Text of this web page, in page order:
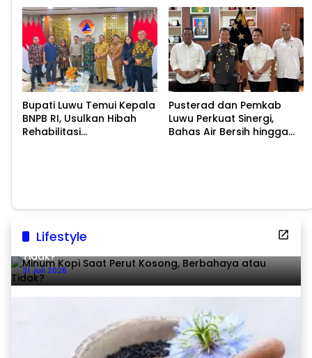
Bupati Luwu Temui Kepala
BNPB RI, Usulkan Hibah
Rehabilitasi
Pusterad dan Pemkab
Luwu Perkuat Sinergi,
Bahas Air Bersih hingga
Lifestyle
Minum Kopi Saat Perut Kosong, Berbahaya atau
Tidak?
31 Juli 2026